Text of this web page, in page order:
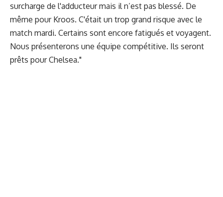
surcharge de l'adducteur mais il n’est pas blessé. De
même pour Kroos. C'était un trop grand risque avec le
match mardi. Certains sont encore fatigués et voyagent.
Nous présenterons une équipe compétitive. Ils seront
prêts pour Chelsea."